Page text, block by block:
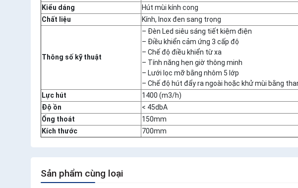
Kiểu dáng
Hút mùi kính cong
Chất liệu
Kính, Inox đen sang trọng
Thông số kỹ thuật
– Đèn Led siêu sáng tiết kiệm điện
– Điều khiển cảm ứng 3 cấp độ
– Chế độ điều khiển từ xa
– Tính năng hẹn giờ thông minh
– Lưới lọc mỡ bằng nhôm 5 lớp
– Chế độ hút đẩy ra ngoài hoặc khử mùi bằng
Lực hút
1400 (m3/h)
Độ ồn
< 45dbA
Ống thoát
150mm
Kích thước
700mm
Sản phẩm cùng loại